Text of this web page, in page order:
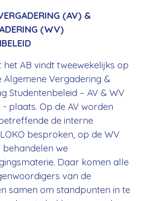
(AV) &
(WV)
het AB vindt tweewekelijks op
Vergadering &
Studentenbeleid – AV & WV
plaats. Op de AV worden
de interne
besproken, op de WV
behandelen we
Daar komen alle
van de
samen om standpunten in te